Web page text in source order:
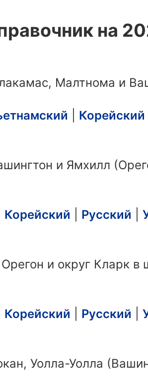
на
Малтнома и
Корейский
и Ямхилл
Корейский Русский
и округ Кларк в
Корейский Русский
Уолла-Уолла